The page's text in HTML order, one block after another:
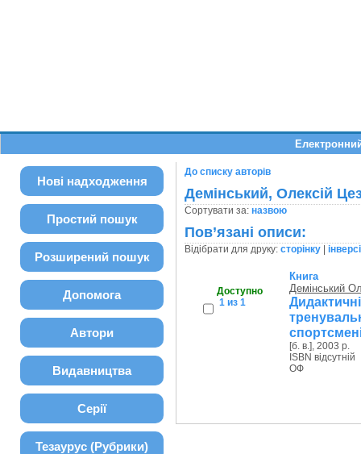
Нові надходження
Простий пошук
Розширений пошук
Допомога
Автори
Видавництва
Серії
Тезаурус (Рубрики)
До списку авторів
Демінський, Олексій
Сортувати за: назвою
Пов’язані описи:
Відібрати для друку: сторінку|
Доступно
1 из 1
Книга
Демінський
[б. в.], 2003 р.
ISBN відсутній
ОФ